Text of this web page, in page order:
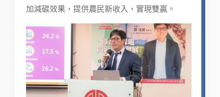
加減碳效果，提供農民新收入，實現雙贏。